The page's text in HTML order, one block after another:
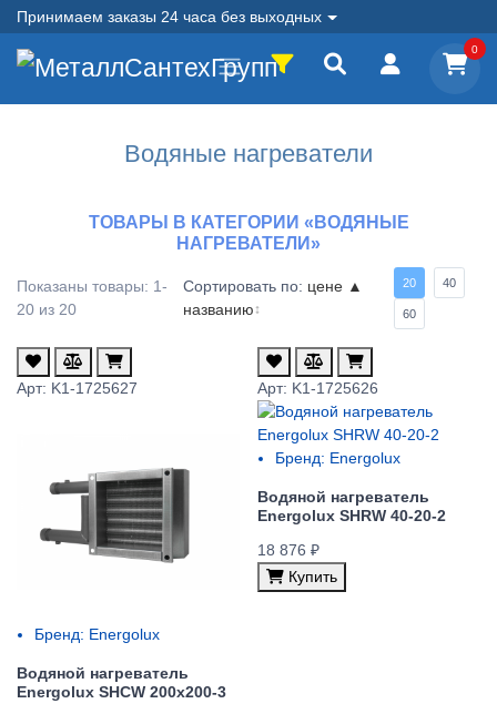
Принимаем заказы 24 часа без выходных
0
Водяные нагреватели
ТОВАРЫ В КАТЕГОРИИ «ВОДЯНЫЕ
НАГРЕВАТЕЛИ»
Показаны товары: 1-
20 из 20
Сортировать по: цене ▲
названию ↕
20 40
60
Арт: K1-1725627
Бренд: Energolux
Водяной нагреватель
Energolux SHCW 200x200-3
Арт: K1-1725626
Бренд: Energolux
Водяной нагреватель
Energolux SHRW 40-20-2
18 876 ₽
Купить